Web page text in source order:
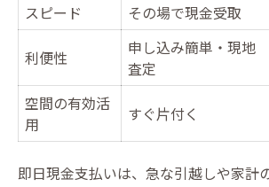
スピード
その場で現金受取
利便性
申し込み簡単・現地
査定
空間の有効活
用
すぐ片付く
即日現金支払いは、急な引越しや家計